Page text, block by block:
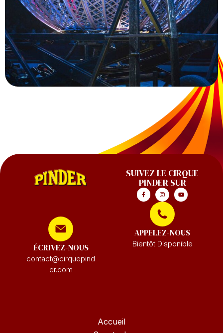
SUIVEZ LE CIRQUE
PINDER SUR
ÉCRIVEZ-NOUS
contact@cirquepind
er.com
APPELEZ-NOUS
Bientôt Disponible
Accueil